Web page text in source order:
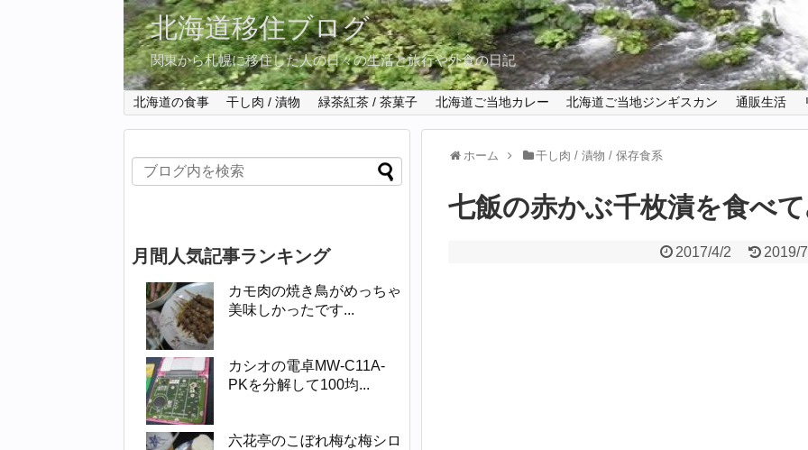
北海道移住ブログ
関東から札幌に移住した人の日々の生活と旅行や外食の日記
北海道の食事 干し肉 / 漬物 緑茶紅茶 / 茶菓子 北海道ご当地カレー 北海道ご当地ジンギスカン 通販生活
ホーム 干し肉 / 漬物 / 保存食系
七飯の赤かぶ千枚漬を食べ
2017/4/2 2019/
月間人気記事ランキング
カモ肉の焼き鳥がめっちゃ
美味しかったです...
カシオの電卓MW-C11A-
PKを分解して100均...
六花亭のこぼれ梅な梅シロ